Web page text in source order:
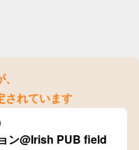
されています
ン@Irish PUB field